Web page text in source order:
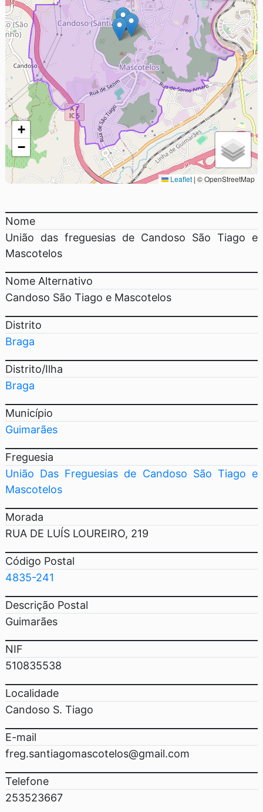
+
−
Leaflet | © OpenStreetMap
Nome
União das freguesias de Candoso São Tiago e
Mascotelos
Nome Alternativo
Candoso São Tiago e Mascotelos
Distrito
Braga
Distrito/Ilha
Braga
Município
Guimarães
Freguesia
União Das Freguesias de Candoso São Tiago e
Mascotelos
Morada
RUA DE LUÍS LOUREIRO, 219
Código Postal
4835-241
Descrição Postal
Guimarães
NIF
510835538
Localidade
Candoso S. Tiago
E-mail
freg.santiagomascotelos@gmail.com
Telefone
253523667